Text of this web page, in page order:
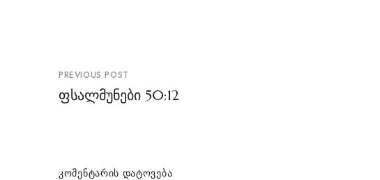
პოსტის
ნავიგაცია
PREVIOUS POST
ფსალმუნები 50:12
ᲙᲝᲛᲔᲜᲢᲐᲠᲘᲡ ᲓᲐᲢᲝᲕᲔᲑᲐ